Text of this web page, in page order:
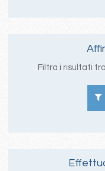
Filtra i risultati